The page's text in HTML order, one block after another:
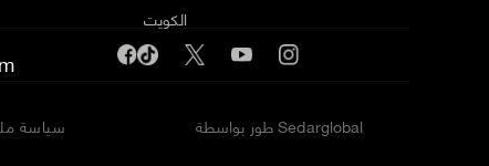
الكويت
سياسة طور بواسطة Sedarglobal